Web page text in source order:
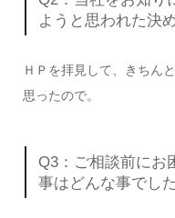
ようと思われた決
ＨＰを拝見して、きちん
思ったので。
Q3：ご相談前にお
事はどんな事でし